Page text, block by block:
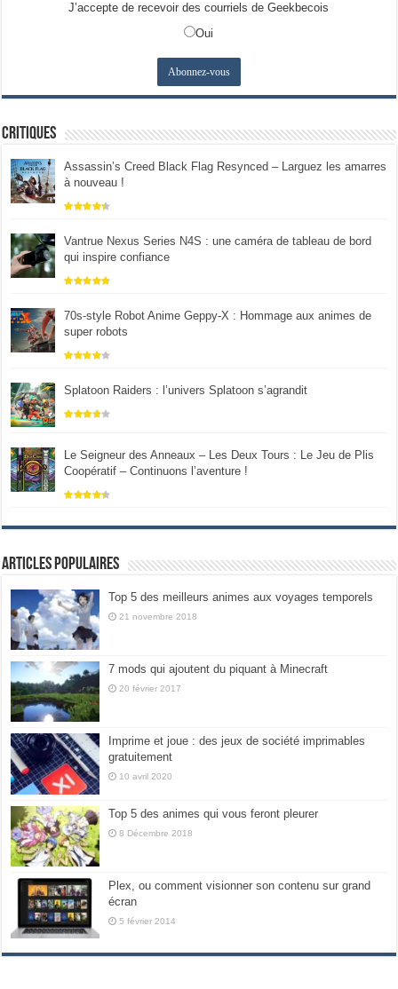
J’accepte de recevoir des courriels de Geekbecois
Oui
Critiques
Assassin’s Creed Black Flag Resynced – Larguez les amarres
à nouveau !
Vantrue Nexus Series N4S : une caméra de tableau de bord
qui inspire confiance
70s-style Robot Anime Geppy-X : Hommage aux animes de
super robots
Splatoon Raiders : l’univers Splatoon s’agrandit
Le Seigneur des Anneaux – Les Deux Tours : Le Jeu de Plis
Coopératif – Continuons l’aventure !
Articles populaires
Top 5 des meilleurs animes aux voyages temporels
21 novembre 2018
7 mods qui ajoutent du piquant à Minecraft
20 février 2017
Imprime et joue : des jeux de société imprimables
gratuitement
10 avril 2020
Top 5 des animes qui vous feront pleurer
8 Décembre 2018
Plex, ou comment visionner son contenu sur grand
écran
5 février 2014